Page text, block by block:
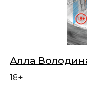
Алла
18+